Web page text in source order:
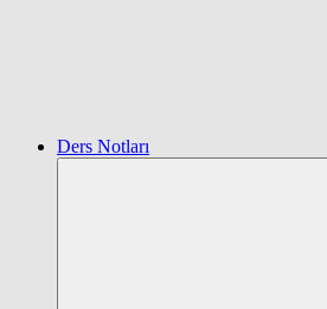
Ders Notları